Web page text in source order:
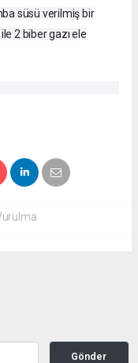
süsü verilmiş bir
2 biber gazı ele
Gönder